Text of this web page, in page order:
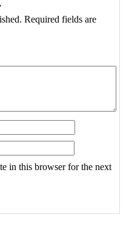
Required fields are
in this browser for the next